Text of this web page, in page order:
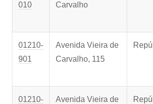
010
Carvalho
01210-
901
Avenida Vieira de
Carvalho, 115
01210-
Avenida Vieira de